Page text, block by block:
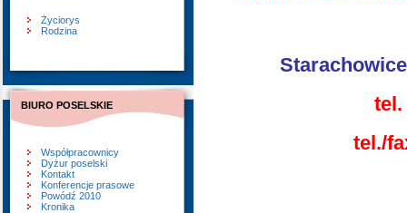
Życiorys
Rodzina
BIURO POSELSKIE
Współpracownicy
Dyżur poselski
Kontakt
Konferencje prasowe
Powódź 2010
Kronika
tel.
tel./